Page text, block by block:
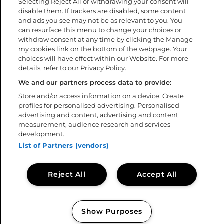
Tillgänglighet
Under festivalen
FAQ
Om
Ladda ner app
Policys
Tillgänglighetsredogörelse
Volontär
Kontakta oss
Sweden Rock Spirits
Sweden Rock Magazine
Copyright © 2026 Sweden Rock Festival
disable them. If trackers are disabled, some content
and ads you see may not be as relevant to you. You
can resurface this menu to change your choices or
withdraw consent at any time by clicking the Manage
my cookies link on the bottom of the webpage. Your
choices will have effect within our Website. For more
details, refer to our Privacy Policy.
We and our partners process data to provide:
Store and/or access information on a device. Create
profiles for personalised advertising. Personalised
advertising and content, advertising and content
measurement, audience research and services
development.
List of Partners (vendors)
Accept All
Reject All
Show Purposes